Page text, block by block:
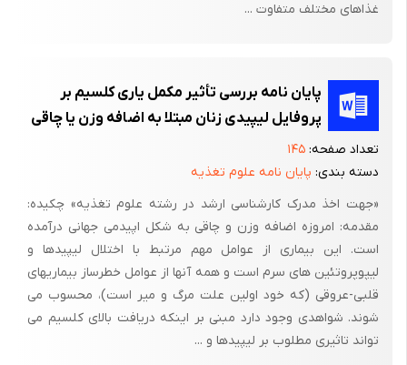
غذاهای مختلف متفاوت ...
پایان نامه بررسی تأثیر مکمل یاری کلسیم بر
پروفایل لیپیدی زنان مبتلا به اضافه وزن یا چاقی
تعداد صفحه: ۱۴۵
دسته بندی: پایان نامه علوم تغذیه
«جهت اخذ مدرک کارشناسی ارشد در رشته علوم تغذیه» چکیده:
مقدمه: امروزه اضافه وزن و چاقی به شکل اپیدمی جهانی درآمده
است. این بیماری از عوامل مهم مرتبط با اختلال لیپیدها و
لیپوپروتئین های سرم است و همه آنها از عوامل خطرساز بیماریهای
قلبی-عروقی (که خود اولین علت مرگ و میر است)، محسوب می
شوند. شواهدی وجود دارد مبنی بر اینکه دریافت بالای کلسیم می
تواند تاثیری مطلوب بر لیپیدها و ...